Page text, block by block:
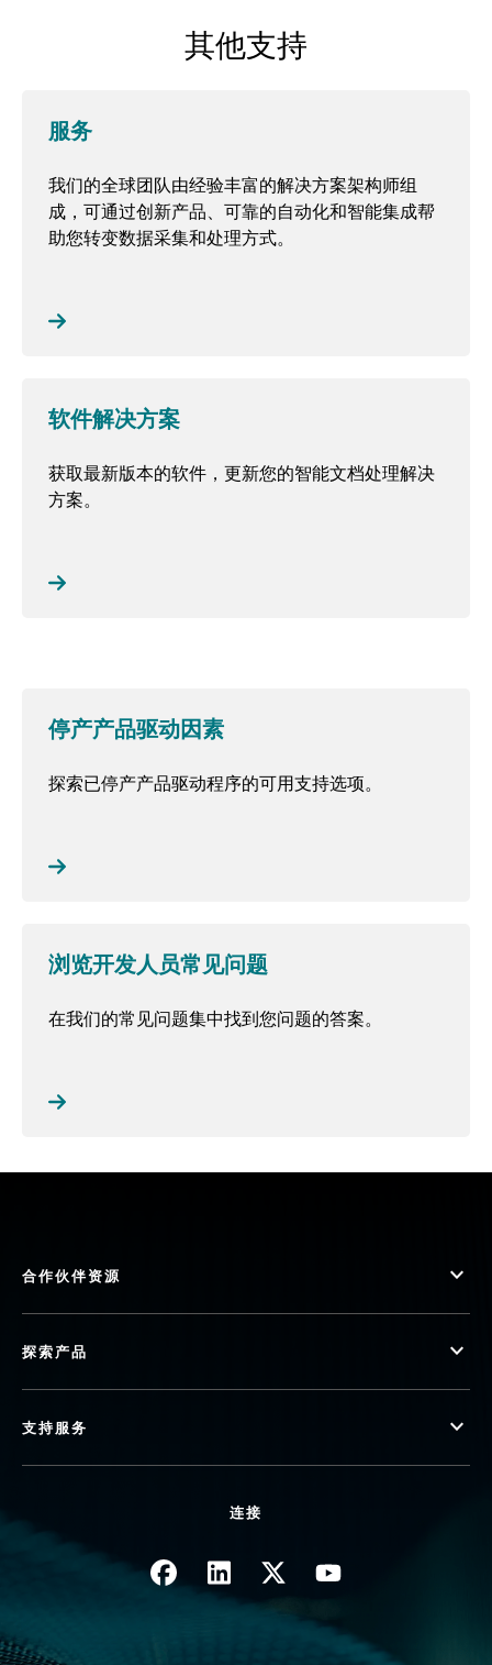
其他支持
服务
我们的全球团队由经验丰富的解决方案架构师组
成，可通过创新产品、可靠的自动化和智能集成帮
助您转变数据采集和处理方式。
软件解决方案
获取最新版本的软件，更新您的智能文档处理解决
方案。
停产产品驱动因素
探索已停产产品驱动程序的可用支持选项。
浏览开发人员常见问题
在我们的常见问题集中找到您问题的答案。
合作伙伴资源
探索产品
支持服务
连接
图像 图像 图像 图像